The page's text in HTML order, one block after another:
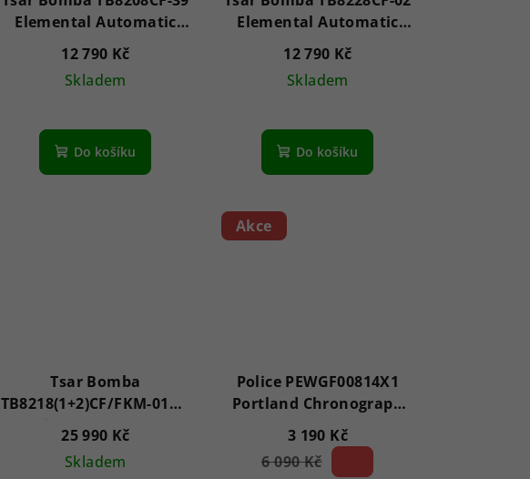
Elemental Automatic
43mm 5ATM
12 790 Kč
Skladem
Do košíku
Elemental Automatic
45mm 5ATM
12 790 Kč
Skladem
Do košíku
Tsar Bomba
TB8218(1+2)CF/FKM-01RD
Atomic Set 45mm 10ATM
25 990 Kč
Skladem
Akce
Police PEWGF00814X1
Portland Chronograph
45mm 5ATM
3 190 Kč
6 090 Kč